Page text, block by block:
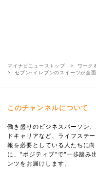
マイナビニューストップ
ワーク
セブン-イレブンのスイーツが全
このチャンネルについて
働き盛りのビジネスパーソン
ドキャリアなど、ライフステ
報を必要としている人たちに
に、"ポジティブ"で"一歩踏み
ンツをお届けします。